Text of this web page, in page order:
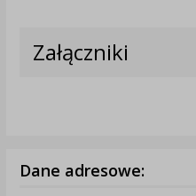
Załączniki
Dane adresowe: